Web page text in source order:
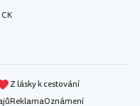
Z lásky k cestování
ReklamaOznámení